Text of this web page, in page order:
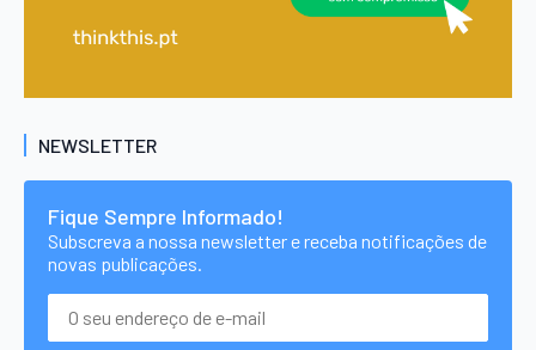
NEWSLETTER
Fique Sempre Informado!
Subscreva a nossa newsletter e receba notificações de
novas publicações.